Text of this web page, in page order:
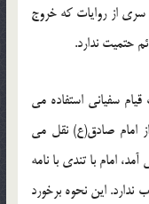
از روایات که خروج
حتمیت ندارد.
سفیانی استفاده می
صادق(ع) نقل می
امام با تندی با نامه
ندارد. این نحوه برخورد